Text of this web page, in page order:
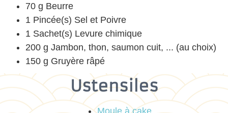
70 g Beurre
1 Pincée(s) Sel et Poivre
1 Sachet(s) Levure chimique
200 g Jambon, thon, saumon cuit, ... (au choix)
150 g Gruyère râpé
Ustensiles
Moule à cake